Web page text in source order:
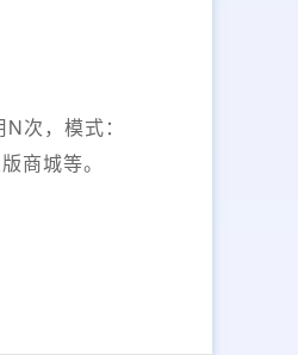
次，模式：
商城等。